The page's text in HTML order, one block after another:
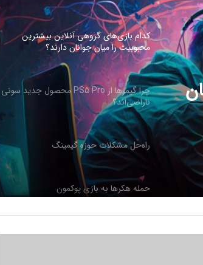
چرا گیمرها از PS5 Pro محصول جدید سونی
ناراضی‌اند؟
راه‌حل مشکلات حوزه گیمینگ
حمله هکرها به بازی پوکمون
کنسول دیجیتال PS5 کمترین محبوبیت را در
بین کنسول‌ها دارد!
اینفوگرافیک: در سال ۲۰۲۵ منتظر این